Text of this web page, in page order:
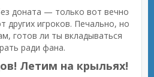
доната — только вот вечно
других игроков. Печально, но
готов ли ты вкладываться
ради фана.
Летим на крыльях!